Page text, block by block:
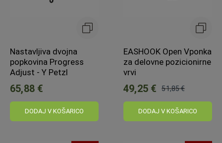
Nastavljiva dvojna
popkovina Progress
Adjust - Y Petzl
65,88 €
DODAJ V KOŠARICO
EASHOOK Open Vponka
za delovne pozicionirne
vrvi
49,25 €
cena:
51,85 €
DODAJ V KOŠARICO